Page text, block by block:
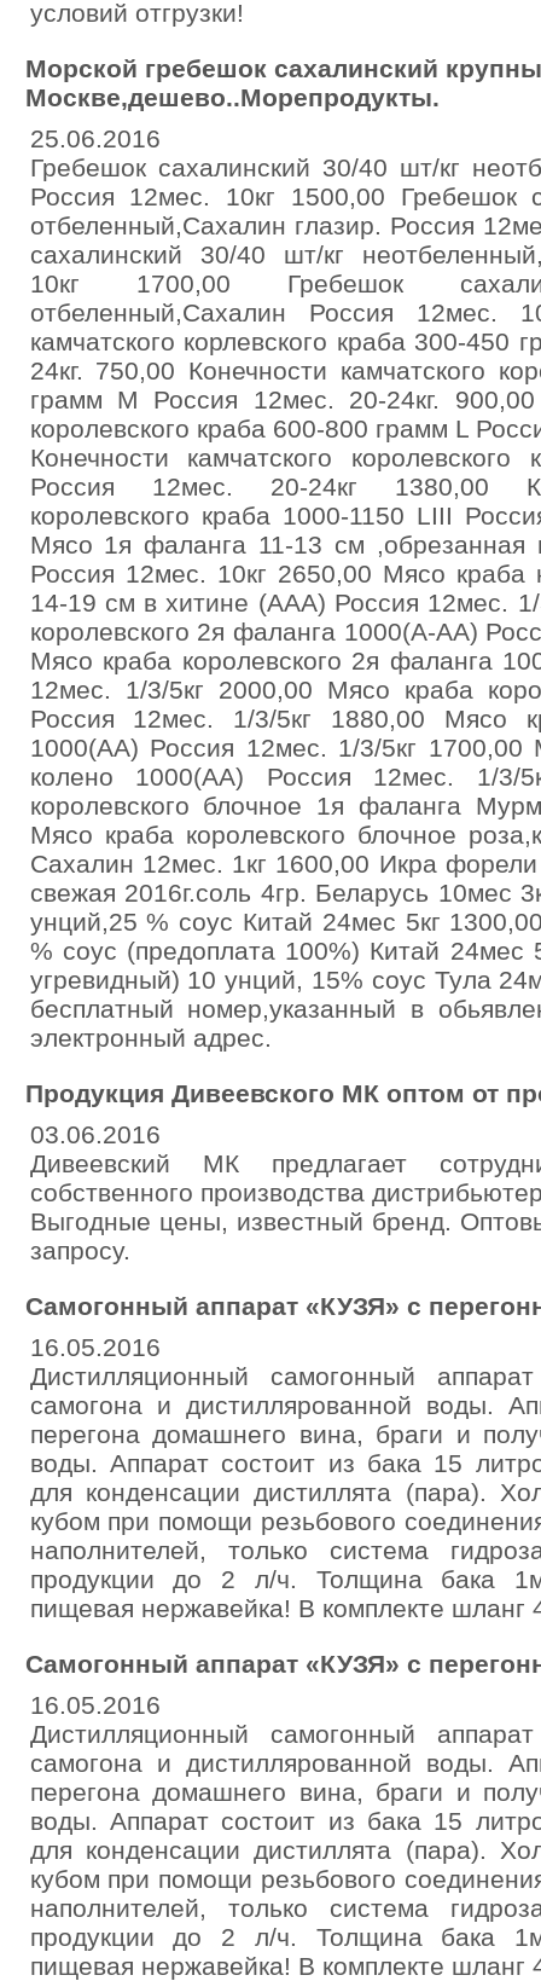
условий отгрузки!
Морской гребешок сахалинский
Москве,дешево..Морепродукты.
25.06.2016
Гребешок сахалинский 30/40 шт/кг
Россия 12мес. 10кг 1500,00 Гребешок
отбеленный,Сахалин глазир. Россия
сахалинский 30/40 шт/кг
10кг 1700,00 Гребешок
отбеленный,Сахалин Россия 12мес.
камчатского корлевского краба 300-450
24кг. 750,00 Конечности камчатского
грамм M Россия 12мес. 20-24кг. 900,00
королевского краба 600-800 грамм L
Конечности камчатского
Россия 12мес. 20-24кг 1380,00
королевского краба 1000-1150 LIII
Мясо 1я фаланга 11-13 см ,обрезанная
Россия 12мес. 10кг 2650,00 Мясо краба
14-19 см в хитине (ААА) Россия 12мес.
королевского 2я фаланга 1000(А-АА)
Мясо краба королевского 2я фаланга
12мес. 1/3/5кг 2000,00 Мясо краба
Россия 12мес. 1/3/5кг 1880,00 Мясо
1000(АА) Россия 12мес. 1/3/5кг 1700,00
колено 1000(АА) Россия 12мес. 1/3/
королевского блочное 1я фаланга
Мясо краба королевского блочное
Сахалин 12мес. 1кг 1600,00 Икра форели
свежая 2016г.соль 4гр. Беларусь 10мес
унций,25 % соус Китай 24мес 5кг
% соус (предоплата 100%) Китай 24мес
угревидный) 10 унций, 15% соус Тула
бесплатный номер,указанный в
электронный адрес.
Продукция Дивеевского МК оптом от
03.06.2016
Дивеевский МК предлагает
собственного производства
Выгодные цены, известный бренд.
запросу.
Самогонный аппарат «КУЗЯ» с
16.05.2016
Дистилляционный самогонный
самогона и дистиллярованной воды.
перегона домашнего вина, браги и
воды. Аппарат состоит из бака 15
для конденсации дистиллята (пара).
кубом при помощи резьбового
наполнителей, только система
продукции до 2 л/ч. Толщина бака
пищевая нержавейка! В комплекте шланг
Самогонный аппарат «КУЗЯ» с
16.05.2016
Дистилляционный самогонный
самогона и дистиллярованной воды.
перегона домашнего вина, браги и
воды. Аппарат состоит из бака 15
для конденсации дистиллята (пара).
кубом при помощи резьбового
наполнителей, только система
продукции до 2 л/ч. Толщина бака
пищевая нержавейка! В комплекте шланг